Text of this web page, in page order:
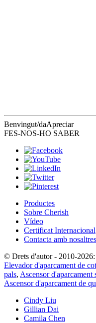
Benvingut/daApreciar
FES-NOS-HO SABER
Productes
Sobre Cherish
Vídeo
Certificat Internacional
Contacta amb nosaltres
© Drets d'autor - 2010-2026:
Elevador d'aparcament de
pals, Ascensor d'aparcament
Ascensor d'aparcament de
Cindy Liu
Gillian Dai
Camila Chen